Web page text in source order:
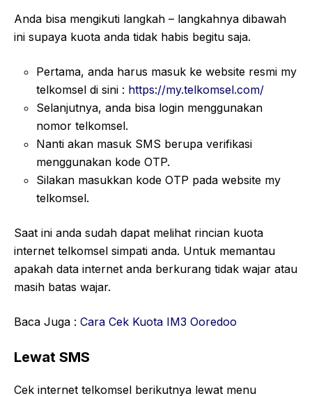
Anda bisa mengikuti langkah – langkahnya dibawah
ini supaya kuota anda tidak habis begitu saja.
Pertama, anda harus masuk ke website resmi my
telkomsel di sini : https://my.telkomsel.com/
Selanjutnya, anda bisa login menggunakan
nomor telkomsel.
Nanti akan masuk SMS berupa verifikasi
menggunakan kode OTP.
Silakan masukkan kode OTP pada website my
telkomsel.
Saat ini anda sudah dapat melihat rincian kuota
internet telkomsel simpati anda. Untuk memantau
apakah data internet anda berkurang tidak wajar atau
masih batas wajar.
Baca Juga : Cara Cek Kuota IM3 Ooredoo
Lewat SMS
Cek internet telkomsel berikutnya lewat menu